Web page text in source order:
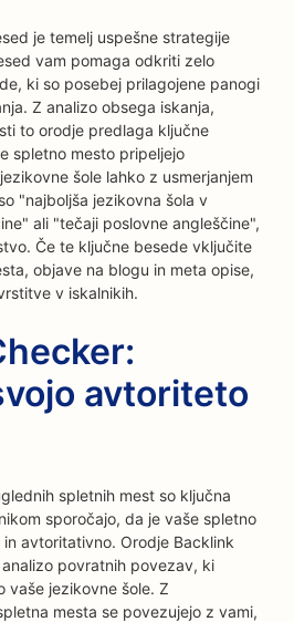
je temelj uspešne strategije
vam pomaga odkriti zelo
ki so posebej prilagojene panogi
Z analizo obsega iskanja,
to orodje predlaga ključne
spletno mesto pripeljejo
šole lahko z usmerjanjem
"najboljša jezikovna šola v
ali "tečaji poslovne angleščine",
Če te ključne besede vključite
objave na blogu in meta opise,
v iskalnikih.
avtoriteto
spletnih mest so ključna
sporočajo, da je vaše spletno
avtoritativno. Orodje Backlink
povratnih povezav, ki
vaše jezikovne šole. Z
mesta se povezujejo z vami,